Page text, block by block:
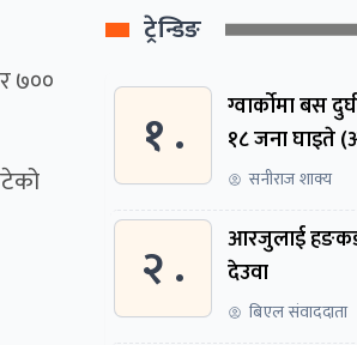
७००
ट्रेन्डिङ
१ .
ग्वार्काेमा बस
१८ जना घाइते
सनीराज शाक्य
२ .
आरजुलाई
देउवा
बिएल संवाददाता